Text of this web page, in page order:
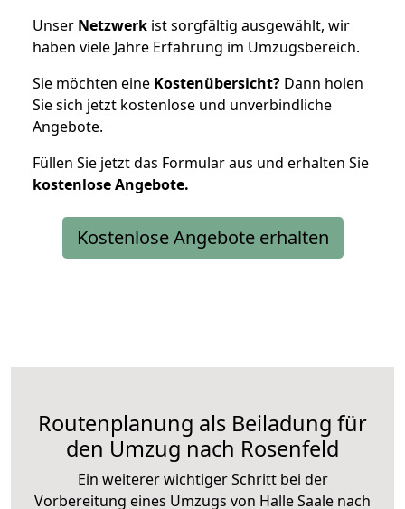
Unser Netzwerk ist sorgfältig ausgewählt, wir
haben viele Jahre Erfahrung im Umzugsbereich.
Sie möchten eine Kostenübersicht? Dann holen
Sie sich jetzt kostenlose und unverbindliche
Angebote.
Füllen Sie jetzt das Formular aus und erhalten Sie
kostenloseAngebote.
Kostenlose Angebote erhalten
Routenplanung als Beiladung für
den Umzug nach Rosenfeld
Ein weiterer wichtiger Schritt bei der
Vorbereitung eines Umzugs von Halle Saale nach